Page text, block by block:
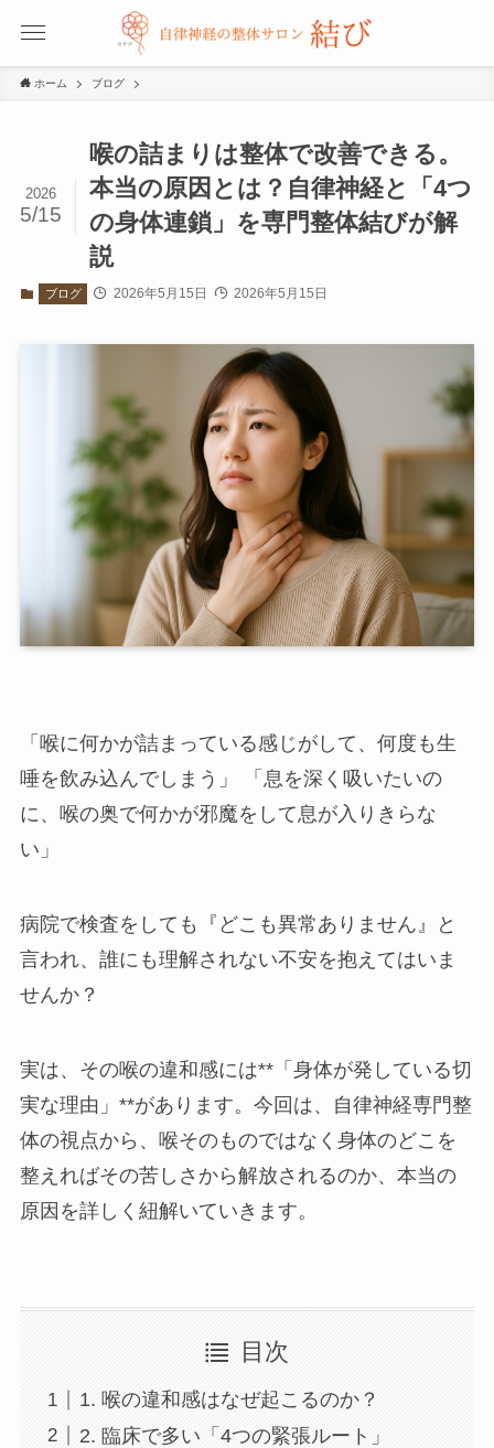
ホーム ブログ
喉の詰まりは整体で改善できる。
本当の原因とは？自律神経と「4つ
の身体連鎖」を専門整体結びが解
説
2026
5/15
ブログ 2026年5月15日 2026年5月15日
「喉に何かが詰まっている感じがして、何度も生
唾を飲み込んでしまう」 「息を深く吸いたいの
に、喉の奥で何かが邪魔をして息が入りきらな
い」
病院で検査をしても『どこも異常ありません』と
言われ、誰にも理解されない不安を抱えてはいま
せんか？
実は、その喉の違和感には**「身体が発している切
実な理由」**があります。今回は、自律神経専門整
体の視点から、喉そのものではなく身体のどこを
整えればその苦しさから解放されるのか、本当の
原因を詳しく紐解いていきます。
目次
1. 喉の違和感はなぜ起こるのか？
2. 臨床で多い「4つの緊張ルート」